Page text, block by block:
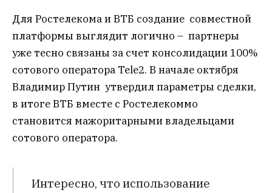
Для Ростелекома и ВТБ создание совместной
платформы выглядит логично – партнеры
уже тесно связаны за счет консолидации 100%
сотового оператора Tele2. В начале октября
Владимир Путин утвердил параметры сделки,
в итоге ВТБ вместе с Ростелекоммо
становится мажоритарными владельцами
сотового оператора.
Интересно, что использование